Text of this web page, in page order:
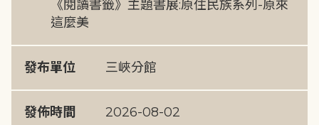
《閱讀書籤》主題書展:原住民族系列-原來
這麼美
發布單位 三峽分館
發佈時間 2026-08-02